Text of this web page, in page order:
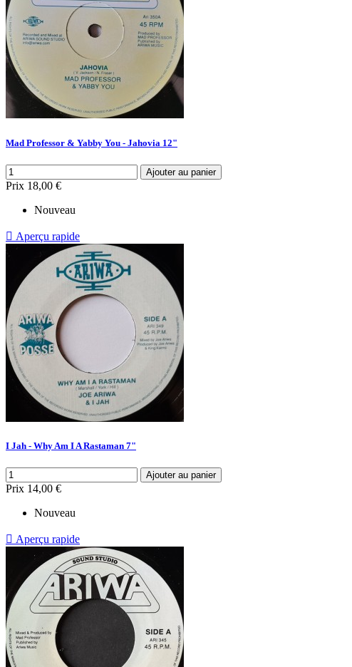
Mad Professor & Yabby You - Jahovia 12"
Ajouter au panier
Prix 18,00 €
Nouveau
 Aperçu rapide
I Jah - Why Am I A Rastaman 7"
Ajouter au panier
Prix 14,00 €
Nouveau
 Aperçu rapide